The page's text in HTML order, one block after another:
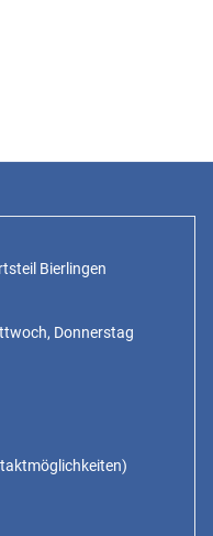
Bierlingen
Donnerstag